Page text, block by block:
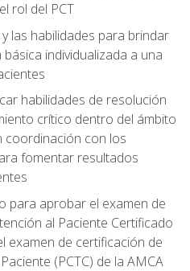
rol del PCT
las habilidades para brindar
individualizada a una
habilidades de resolución
crítico dentro del ámbito
coordinación con los
fomentar resultados
para aprobar el examen de
al Paciente Certificado
examen de certificación de
(PCTC) de la AMCA